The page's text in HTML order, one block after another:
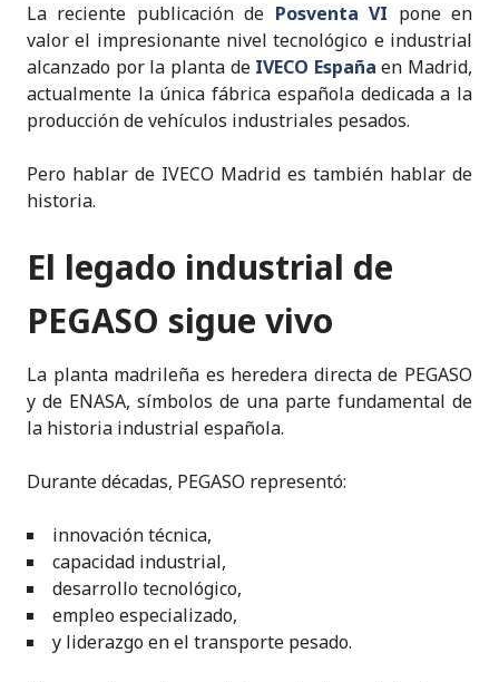
k
La reciente publicación de Posventa VI pone en
valor el impresionante nivel tecnológico e industrial
alcanzado por la planta de IVECO España en Madrid,
actualmente la única fábrica española dedicada a la
producción de vehículos industriales pesados.
Pero hablar de IVECO Madrid es también hablar de
historia.
El legado industrial de
PEGASO sigue vivo
La planta madrileña es heredera directa de PEGASO
y de ENASA, símbolos de una parte fundamental de
la historia industrial española.
Durante décadas, PEGASO representó:
innovación técnica,
capacidad industrial,
desarrollo tecnológico,
empleo especializado,
y liderazgo en el transporte pesado.